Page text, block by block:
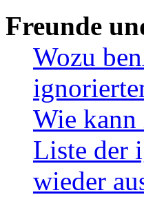
Freunde
Wozu
Wie
Liste der
wieder